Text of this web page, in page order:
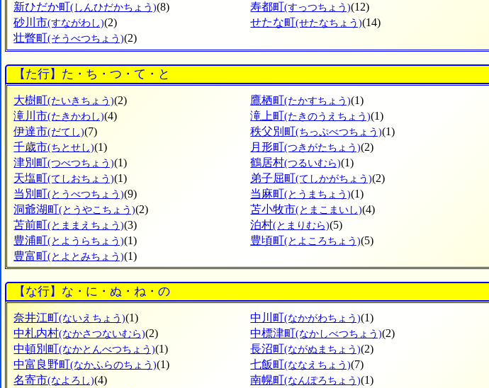
新ひだか町(しんひだかちょう)(8) 寿都町(すっつちょう)(12)
砂川市(すながわし)(2) せたな町(せたなちょう)(14)
壮瞥町(そうべつちょう)(2)
【た行】た・ち・つ・て・と
大樹町(たいきちょう)(2) 鷹栖町(たかすちょう)(1)
滝川市(たきかわし)(4) 滝上町(たきのうえちょう)(1)
伊達市(だてし)(7) 秩父別町(ちっぷべつちょう)(1)
千歳市(ちとせし)(1) 月形町(つきがたちょう)(2)
津別町(つべつちょう)(1) 鶴居村(つるいむら)(1)
天塩町(てしおちょう)(1) 弟子屈町(てしかがちょう)(2)
当別町(とうべつちょう)(9) 当麻町(とうまちょう)(1)
洞爺湖町(とうやこちょう)(2) 苫小牧市(とまこまいし)(4)
苫前町(とままえちょう)(3) 泊村(とまりむら)(5)
豊浦町(とようらちょう)(1) 豊頃町(とよころちょう)(5)
豊富町(とよとみちょう)(1)
【な行】な・に・ぬ・ね・の
奈井江町(ないえちょう)(1) 中川町(なかがわちょう)(1)
中札内村(なかさつないむら)(2) 中標津町(なかしべつちょう)(2)
中頓別町(なかとんべつちょう)(1) 長沼町(ながぬまちょう)(2)
中富良野町(なかふらのちょう)(1) 七飯町(ななえちょう)(7)
名寄市(なよろし)(4) 南幌町(なんぽろちょう)(1)